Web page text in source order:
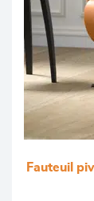
Fauteuil